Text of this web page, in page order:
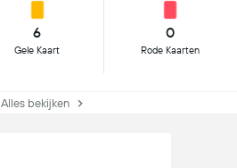
6
Gele Kaart
0
Rode Kaarten
Alles bekijken